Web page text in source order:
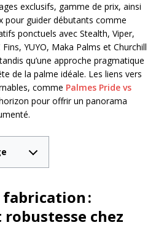
exclusifs, gamme de prix, ainsi
pour guider débutants comme
ponctuels avec Stealth, Viper,
YUYO, Maka Palms et Churchill
qu’une approche pragmatique
de la palme idéale. Les liens vers
comme Palmes Pride vs
pour offrir un panorama
:
chez